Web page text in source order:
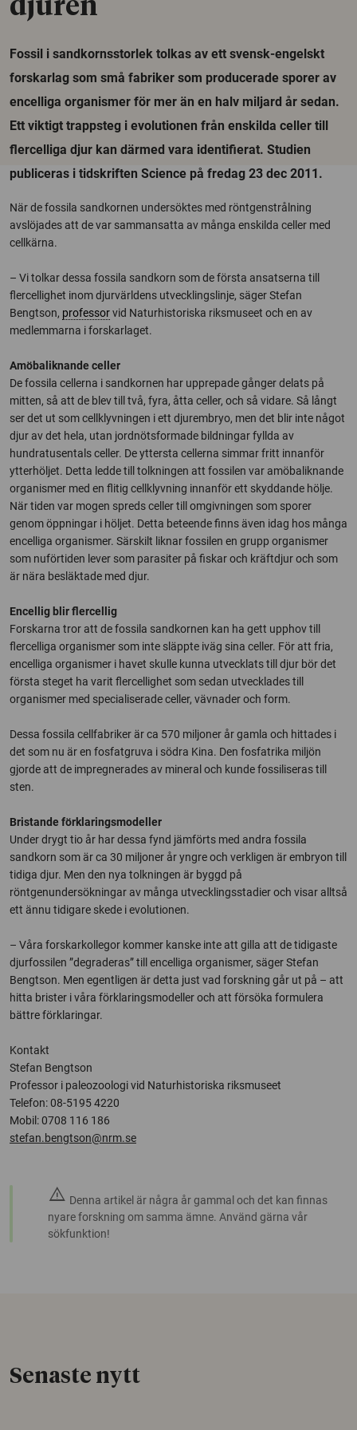
djuren
Fossil i sandkornsstorlek tolkas av ett svensk-engelskt
forskarlag som små fabriker som producerade sporer av
encelliga organismer för mer än en halv miljard år sedan.
Ett viktigt trappsteg i evolutionen från enskilda celler till
flercelliga djur kan därmed vara identifierat. Studien
publiceras i tidskriften Science på fredag 23 dec 2011.
När de fossila sandkornen undersöktes med röntgenstrålning
avslöjades att de var sammansatta av många enskilda celler med
cellkärna.
– Vi tolkar dessa fossila sandkorn som de första ansatserna till
flercellighet inom djurvärldens utvecklingslinje, säger Stefan
Bengtson, professorvid Naturhistoriska riksmuseet och en av
medlemmarna i forskarlaget.
Amöbaliknande celler
De fossila cellerna i sandkornen har upprepade gånger delats på
mitten, så att de blev till två, fyra, åtta celler, och så vidare. Så långt
ser det ut som cellklyvningen i ett djurembryo, men det blir inte något
djur av det hela, utan jordnötsformade bildningar fyllda av
hundratusentals celler. De yttersta cellerna simmar fritt innanför
ytterhöljet. Detta ledde till tolkningen att fossilen var amöbaliknande
organismer med en flitig cellklyvning innanför ett skyddande hölje.
När tiden var mogen spreds celler till omgivningen som sporer
genom öppningar i höljet. Detta beteende finns även idag hos många
encelliga organismer. Särskilt liknar fossilen en grupp organismer
som nuförtiden lever som parasiter på fiskar och kräftdjur och som
är nära besläktade med djur.
Encellig blir flercellig
Forskarna tror att de fossila sandkornen kan ha gett upphov till
flercelliga organismer som inte släppte iväg sina celler. För att fria,
encelliga organismer i havet skulle kunna utvecklats till djur bör det
första steget ha varit flercellighet som sedan utvecklades till
organismer med specialiserade celler, vävnader och form.
Dessa fossila cellfabriker är ca 570 miljoner år gamla och hittades i
det som nu är en fosfatgruva i södra Kina. Den fosfatrika miljön
gjorde att de impregnerades av mineral och kunde fossiliseras till
sten.
Bristande förklaringsmodeller
Under drygt tio år har dessa fynd jämförts med andra fossila
sandkorn som är ca 30 miljoner år yngre och verkligen är embryon till
tidiga djur. Men den nya tolkningen är byggd på
röntgenundersökningar av många utvecklingsstadier och visar alltså
ett ännu tidigare skede i evolutionen.
– Våra forskarkollegor kommer kanske inte att gilla att de tidigaste
djurfossilen ”degraderas” till encelliga organismer, säger Stefan
Bengtson. Men egentligen är detta just vad forskning går ut på – att
hitta brister i våra förklaringsmodeller och att försöka formulera
bättre förklaringar.
Kontakt
Stefan Bengtson
Professor i paleozoologi vid Naturhistoriska riksmuseet
Telefon: 08-5195 4220
Mobil: 0708 116 186
stefan.bengtson@nrm.se
warning Denna artikel är några år gammal och det kan finnas
nyare forskning om samma ämne. Använd gärna vår
sökfunktion!
Senaste nytt